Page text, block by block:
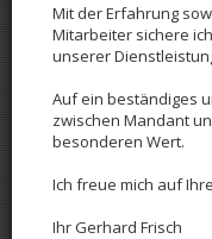
Mit der Erfahrung
Mitarbeiter sichere
unserer
Auf ein beständiges
zwischen Mandant
besonderen Wert.
Ich freue mich auf
Ihr Gerhard Frisch